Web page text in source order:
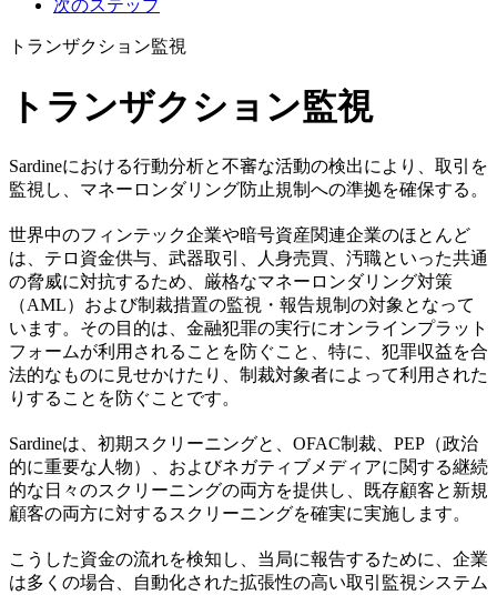
次のステップ
トランザクション監視
トランザクション監視
Sardineにおける行動分析と不審な活動の検出により、取引を
監視し、マネーロンダリング防止規制への準拠を確保する。
世界中のフィンテック企業や暗号資産関連企業のほとんど
は、テロ資金供与、武器取引、人身売買、汚職といった共通
の脅威に対抗するため、厳格なマネーロンダリング対策
（AML）および制裁措置の監視・報告規制の対象となって
います。その目的は、金融犯罪の実行にオンラインプラット
フォームが利用されることを防ぐこと、特に、犯罪収益を合
法的なものに見せかけたり、制裁対象者によって利用された
りすることを防ぐことです。
Sardineは、初期スクリーニングと、OFAC制裁、PEP（政治
的に重要な人物）、およびネガティブメディアに関する継続
的な日々のスクリーニングの両方を提供し、既存顧客と新規
顧客の両方に対するスクリーニングを確実に実施します。
こうした資金の流れを検知し、当局に報告するために、企業
は多くの場合、自動化された拡張性の高い取引監視システム